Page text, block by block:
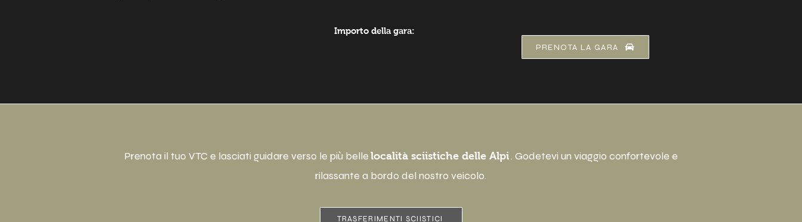
Importo della gara:
PRENOTA LA GARA
Prenota il tuo VTC e lasciati guidare verso le più belle località sciistiche delle Alpi. Godetevi un viaggio confortevole e
rilassante a bordo del nostro veicolo.
TRASFERIMENTI SCIISTICI